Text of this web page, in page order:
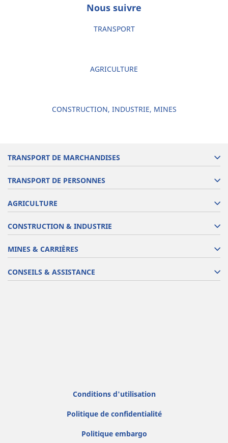
Nous suivre
TRANSPORT
AGRICULTURE
CONSTRUCTION, INDUSTRIE, MINES
TRANSPORT DE MARCHANDISES
TRANSPORT DE PERSONNES
AGRICULTURE
CONSTRUCTION & INDUSTRIE
MINES & CARRIÈRES
CONSEILS & ASSISTANCE
Conditions d'utilisation
Politique de confidentialité
Politique embargo